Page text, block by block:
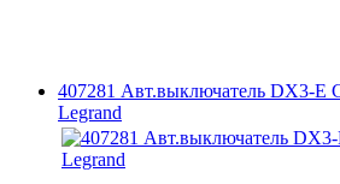
407281 Авт.выключатель DX3-E
Legrand